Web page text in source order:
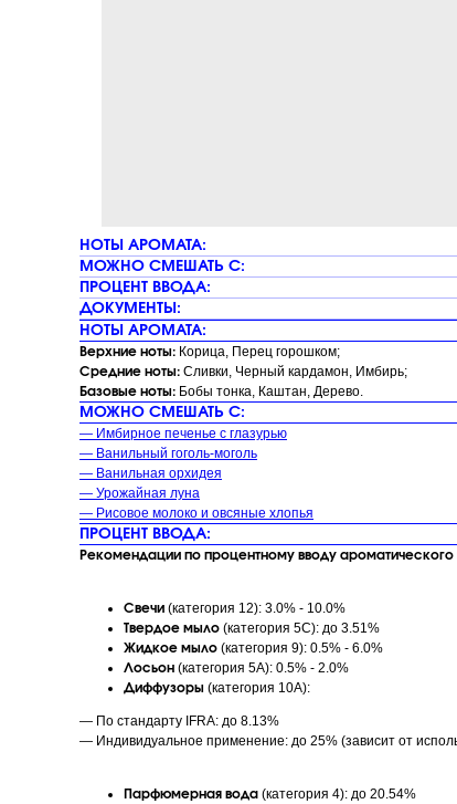
НОТЫ АРОМАТА:
МОЖНО СМЕШАТЬ С:
ПРОЦЕНТ ВВОДА:
ДОКУМЕНТЫ:
НОТЫ АРОМАТА:
Верхние ноты: Корица, Перец горошком;
Средние ноты: Сливки, Черный кардамон, Имбирь;
Базовые ноты: Бобы тонка, Каштан, Дерево.
МОЖНО СМЕШАТЬ С:
— Имбирное печенье с глазурью
— Ванильный гоголь-моголь
— Ванильная орхидея
— Урожайная луна
— Рисовое молоко и овсяные хлопья
ПРОЦЕНТ ВВОДА:
Рекомендации по процентному вводу ароматического
Свечи (категория 12): 3.0% - 10.0%
Твердое мыло (категория 5C): до 3.51%
Жидкое мыло (категория 9): 0.5% - 6.0%
Лосьон (категория 5A): 0.5% - 2.0%
Диффузоры (категория 10A):
— По стандарту IFRA: до 8.13%
— Индивидуальное применение: до 25% (зависит от
Парфюмерная вода (категория 4): до 20.54%